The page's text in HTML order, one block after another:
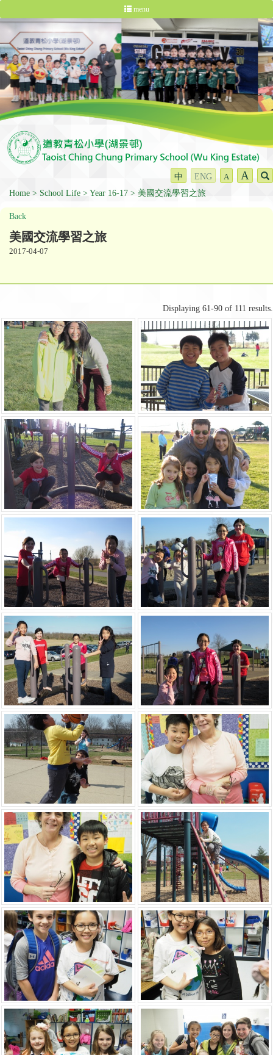
menu
中 ENG A A
Home School Life Year 16-17 美國交流學習之旅
Back
美國交流學習之旅
2017-04-07
Displaying 61-90 of 111 results.